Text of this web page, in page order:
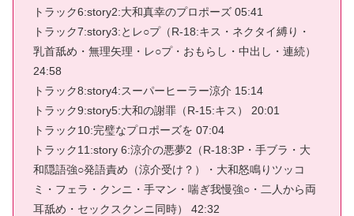
トラック6:story2:大和真幸のプロポーズ 05:41
トラック7:story3:とレ○プ（R-18:キス・ネクタイ縛り・
乳首舐め・無理矢理・レ○プ・おもらし・中出し・連続）
24:58
トラック8:story4:スーパーヒーラー涼介 15:14
トラック9:story5:大和の謝罪（R-15:キス） 20:01
トラック10:完璧なプロポーズを 07:04
トラック11:story 6:涼介の悪夢2（R-18:3P・手ブラ・大
和隠語強○発語責め（涼介受け？）・大和怒鳴りツッコ
ミ・フェラ・クンニ・手マン・喘ぎ我慢強○・二人から両
耳舐め・セックスクンニ同時） 42:32